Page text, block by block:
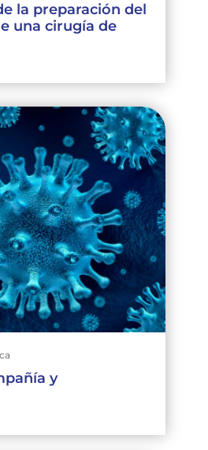
la preparación del
una cirugía de
y